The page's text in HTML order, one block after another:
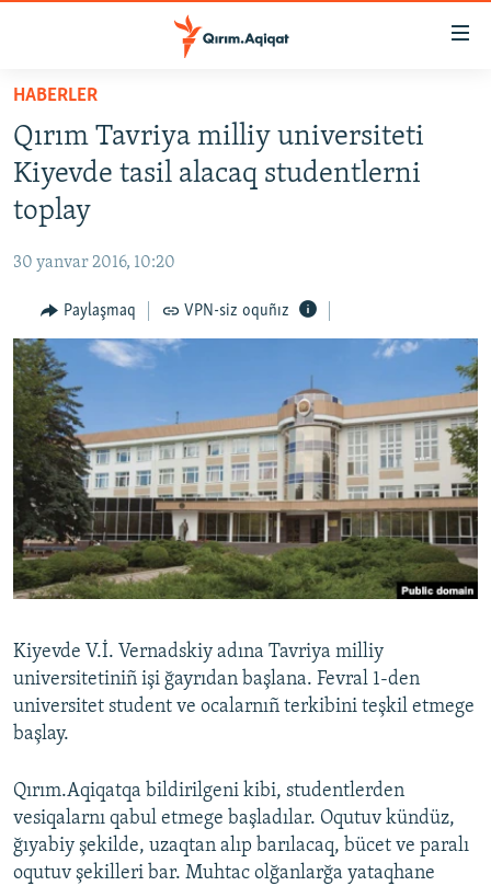
Esas
qaytmaq
Baş
navigatsiyağa
qaytmaq
Qıdıruvğa
qaytmaq
SİYASET
İQTİSADİYAT
MEDENİYET
İNSAN AQLARI
VİDEO
SÜRET
BLOGLAR
FİKİR
Русский
Українською
RFE/RS bütün saytları
HABERLER
Qırım Tavriya milliy universiteti
Kiyevde tasil alacaq studentlerni
toplay
30 yanvar 2016, 10:20
Paylaşmaq VPN-siz oquñız
Kiyevde V.İ. Vernadskiy adına Tavriya milliy
universitetiniñ işi ğayrıdan başlana. Fevral 1-den
universitet student ve ocalarnıñ terkibini teşkil etmege
başlay.
Qırım.Aqiqatqa bildirilgeni kibi, studentlerden
vesiqalarnı qabul etmege başladılar. Oqutuv kündüz,
ğıyabiy şekilde, uzaqtan alıp barılacaq, bücet ve paralı
oqutuv şekilleri bar. Muhtac olğanlarğa yataqhane